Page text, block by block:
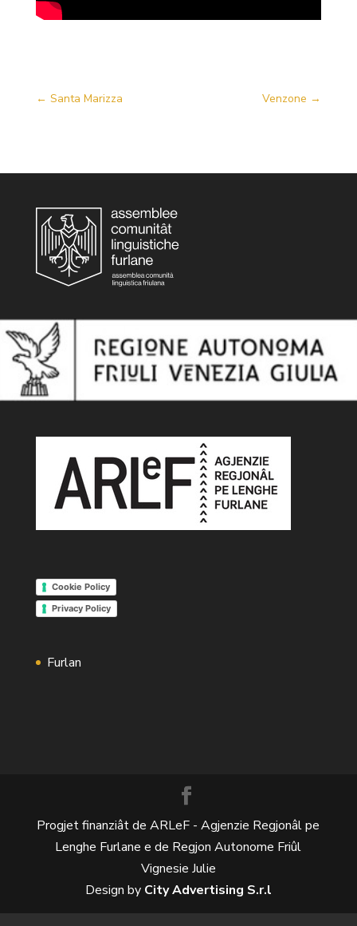
← Santa Marizza Venzone →
Cookie Policy
Privacy Policy
Furlan
Progjet finanziât de ARLeF - Agjenzie Regjonâl pe
Lenghe Furlane e de Regjon Autonome Friûl
Vignesie Julie
Design by City Advertising S.r.l